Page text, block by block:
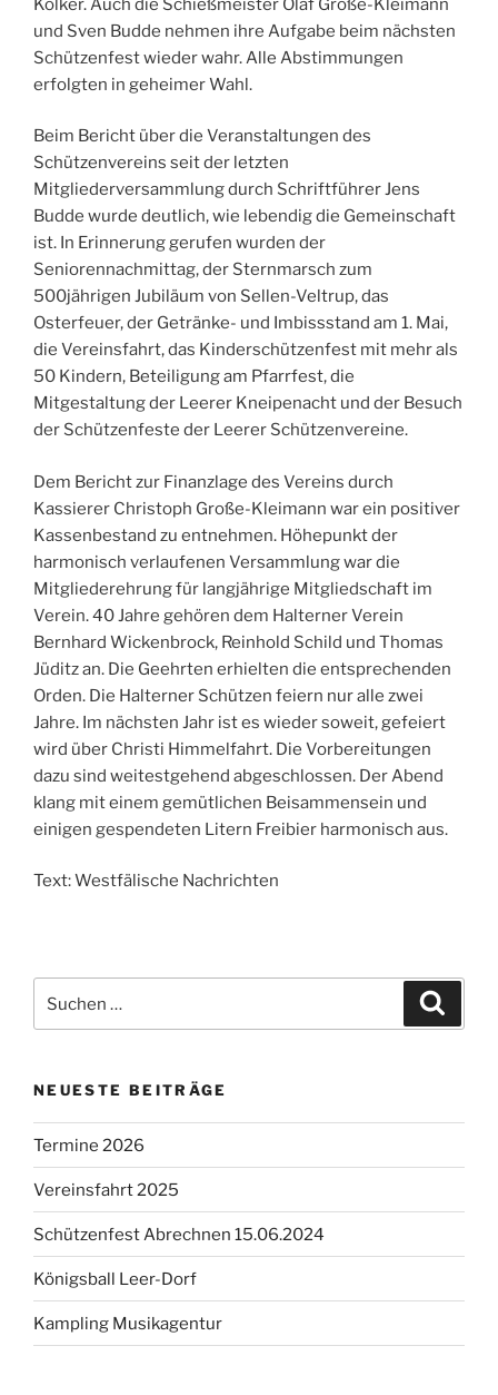
Kölker. Auch die Schießmeister Olaf Große-Kleimann
und Sven Budde nehmen ihre Aufgabe beim nächsten
Schützenfest wieder wahr. Alle Abstimmungen
erfolgten in geheimer Wahl.
Beim Bericht über die Veranstaltungen des
Schützenvereins seit der letzten
Mitgliederversammlung durch Schriftführer Jens
Budde wurde deutlich, wie lebendig die Gemeinschaft
ist. In Erinnerung gerufen wurden der
Seniorennachmittag, der Sternmarsch zum
500jährigen Jubiläum von Sellen-Veltrup, das
Osterfeuer, der Getränke- und Imbissstand am 1. Mai,
die Vereinsfahrt, das Kinderschützenfest mit mehr als
50 Kindern, Beteiligung am Pfarrfest, die
Mitgestaltung der Leerer Kneipenacht und der Besuch
der Schützenfeste der Leerer Schützenvereine.
Dem Bericht zur Finanzlage des Vereins durch
Kassierer Christoph Große-Kleimann war ein positiver
Kassenbestand zu entnehmen. Höhepunkt der
harmonisch verlaufenen Versammlung war die
Mitgliederehrung für langjährige Mitgliedschaft im
Verein. 40 Jahre gehören dem Halterner Verein
Bernhard Wickenbrock, Reinhold Schild und Thomas
Jüditz an. Die Geehrten erhielten die entsprechenden
Orden. Die Halterner Schützen feiern nur alle zwei
Jahre. Im nächsten Jahr ist es wieder soweit, gefeiert
wird über Christi Himmelfahrt. Die Vorbereitungen
dazu sind weitestgehend abgeschlossen. Der Abend
klang mit einem gemütlichen Beisammensein und
einigen gespendeten Litern Freibier harmonisch aus.
Text: Westfälische Nachrichten
nach:
NEUESTE BEITRÄGE
Termine 2026
Vereinsfahrt 2025
Schützenfest Abrechnen 15.06.2024
Königsball Leer-Dorf
Kampling Musikagentur